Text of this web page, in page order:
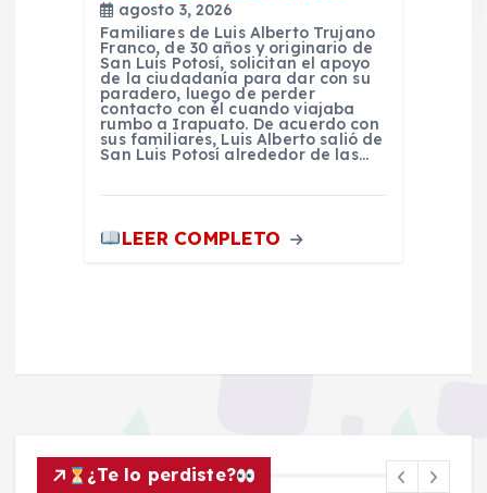
agosto 3, 2026
Familiares de Luis Alberto Trujano
Franco, de 30 años y originario de
San Luis Potosí, solicitan el apoyo
de la ciudadanía para dar con su
paradero, luego de perder
contacto con él cuando viajaba
rumbo a Irapuato. De acuerdo con
sus familiares, Luis Alberto salió de
San Luis Potosí alrededor de las…
LEER COMPLETO
¿Te lo perdiste?